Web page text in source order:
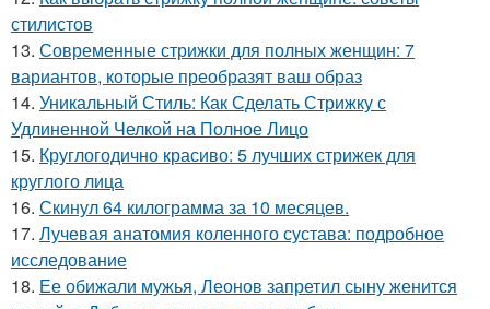
стилистов
13. Современные стрижки для полных женщин: 7
вариантов, которые преобразят ваш образ
14. Уникальный Стиль: Как Сделать Стрижку с
Удлиненной Челкой на Полное Лицо
15. Круглогодично красиво: 5 лучших стрижек для
круглого лица
16. Скинул 64 килограмма за 10 месяцев.
17. Лучевая анатомия коленного сустава: подробное
исследование
18. Ее обижали мужья, Леонов запретил сыну женится